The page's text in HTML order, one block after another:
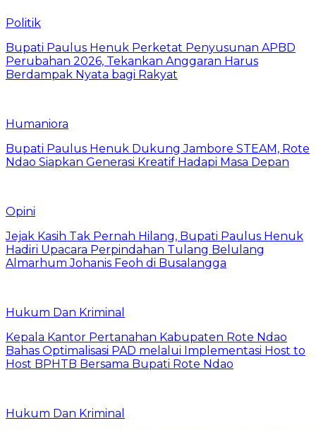
Politik
Bupati Paulus Henuk Perketat Penyusunan APBD
Perubahan 2026, Tekankan Anggaran Harus
Berdampak Nyata bagi Rakyat
Humaniora
Bupati Paulus Henuk Dukung Jambore STEAM, Rote
Ndao Siapkan Generasi Kreatif Hadapi Masa Depan
Opini
Jejak Kasih Tak Pernah Hilang, Bupati Paulus Henuk
Hadiri Upacara Perpindahan Tulang Belulang
Almarhum Johanis Feoh di Busalangga
Hukum Dan Kriminal
Kepala Kantor Pertanahan Kabupaten Rote Ndao
Bahas Optimalisasi PAD melalui Implementasi Host to
Host BPHTB Bersama Bupati Rote Ndao
Hukum Dan Kriminal